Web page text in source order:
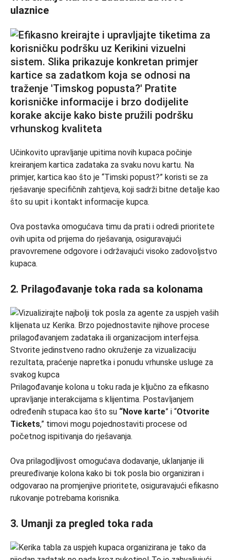
ulaznice
Učinkovito upravljanje upitima novih kupaca počinje
kreiranjem kartica zadataka za svaku novu kartu. Na
primjer, kartica kao što je “Timski popust?” koristi se za
rješavanje specifičnih zahtjeva, koji sadrži bitne detalje kao
što su upit i kontakt informacije kupca.
Ova postavka omogućava timu da prati i odredi prioritete
ovih upita od prijema do rješavanja, osiguravajući
pravovremene odgovore i održavajući visoko zadovoljstvo
kupaca.
2. Prilagođavanje toka rada sa kolonama
Prilagođavanje kolona u toku rada je ključno za efikasno
upravljanje interakcijama s klijentima. Postavljanjem
određenih stupaca kao što su “Nove karte” i “Otvorite
Tickets,” timovi mogu pojednostaviti procese od
početnog ispitivanja do rješavanja.
Ova prilagodljivost omogućava dodavanje, uklanjanje ili
preuređivanje kolona kako bi tok posla bio organiziran i
odgovarao na promjenjive prioritete, osiguravajući efikasno
rukovanje potrebama korisnika.
3. Umanji za pregled toka rada